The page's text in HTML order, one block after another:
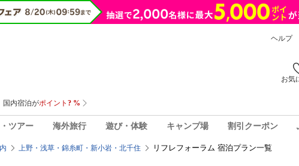
ヘルプ
お気
ツアー 海外旅行 遊び・体験 キャンプ場 割引クーポン
上野・浅草・錦糸町・新小岩・北千住 リフレフォーラム 宿泊プラン一覧